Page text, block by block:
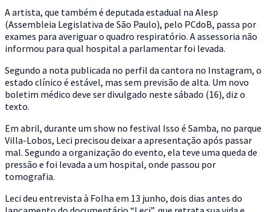
A artista, que também é deputada estadual na Alesp
(Assembleia Legislativa de São Paulo), pelo PCdoB, passa por
exames para averiguar o quadro respiratório. A assessoria não
informou para qual hospital a parlamentar foi levada.
Segundo a nota publicada no perfil da cantora no Instagram, o
estado clínico é estável, mas sem previsão de alta. Um novo
boletim médico deve ser divulgado neste sábado (16), diz o
texto.
Em abril, durante um show no festival Isso é Samba, no parque
Villa-Lobos, Leci precisou deixar a apresentação após passar
mal. Segundo a organização do evento, ela teve uma queda de
pressão e foi levada a um hospital, onde passou por
tomografia.
Leci deu entrevista à Folha em 13 junho, dois dias antes do